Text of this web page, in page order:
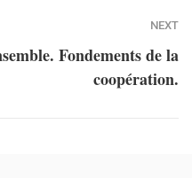
NEXT
Fondements de la
coopération.